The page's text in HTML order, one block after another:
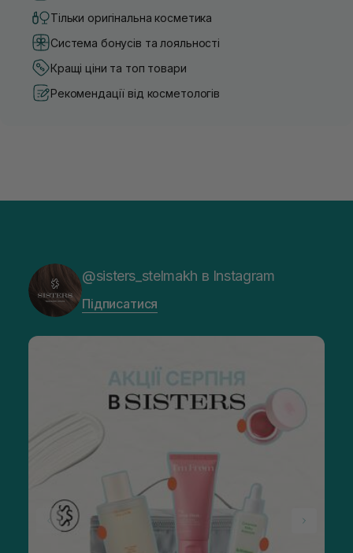
Тільки оригінальна косметика
Система бонусів та лояльності
Кращі ціни та топ товари
Рекомендації від косметологів
@sisters_stelmakh в Instagram
Підписатися